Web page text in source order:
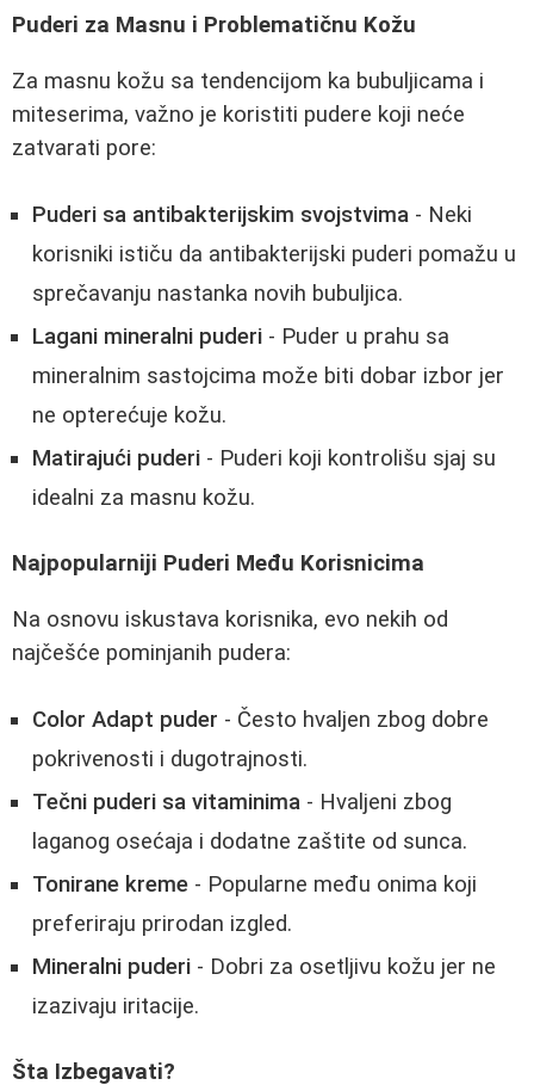
Puderi za Masnu i Problematičnu Kožu
Za masnu kožu sa tendencijom ka bubuljicama i
miteserima, važno je koristiti pudere koji neće
zatvarati pore:
Puderi sa antibakterijskim svojstvima - Neki
korisniki ističu da antibakterijski puderi pomažu u
sprečavanju nastanka novih bubuljica.
Lagani mineralni puderi - Puder u prahu sa
mineralnim sastojcima može biti dobar izbor jer
ne opterećuje kožu.
Matirajući puderi - Puderi koji kontrolišu sjaj su
idealni za masnu kožu.
Najpopularniji Puderi Među Korisnicima
Na osnovu iskustava korisnika, evo nekih od
najčešće pominjanih pudera:
Color Adapt puder - Često hvaljen zbog dobre
pokrivenosti i dugotrajnosti.
Tečni puderi sa vitaminima - Hvaljeni zbog
laganog osećaja i dodatne zaštite od sunca.
Tonirane kreme - Popularne među onima koji
preferiraju prirodan izgled.
Mineralni puderi - Dobri za osetljivu kožu jer ne
izazivaju iritacije.
Šta Izbegavati?